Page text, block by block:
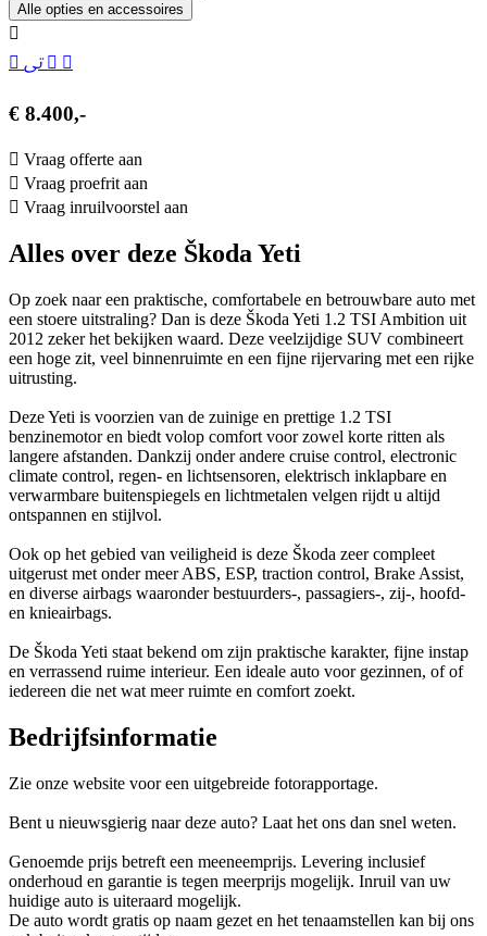
Alle opties en accessoires
€ 8.400,-
Vraag offerte aan
Vraag proefrit aan
Vraag inruilvoorstel aan
Alles over deze Škoda Yeti
Op zoek naar een praktische, comfortabele en betrouwbare auto met
een stoere uitstraling? Dan is deze Škoda Yeti 1.2 TSI Ambition uit
2012 zeker het bekijken waard. Deze veelzijdige SUV combineert
een hoge zit, veel binnenruimte en een fijne rijervaring met een rijke
uitrusting.
Deze Yeti is voorzien van de zuinige en prettige 1.2 TSI
benzinemotor en biedt volop comfort voor zowel korte ritten als
langere afstanden. Dankzij onder andere cruise control, electronic
climate control, regen- en lichtsensoren, elektrisch inklapbare en
verwarmbare buitenspiegels en lichtmetalen velgen rijdt u altijd
ontspannen en stijlvol.
Ook op het gebied van veiligheid is deze Škoda zeer compleet
uitgerust met onder meer ABS, ESP, traction control, Brake Assist,
en diverse airbags waaronder bestuurders-, passagiers-, zij-, hoofd-
en knieairbags.
De Škoda Yeti staat bekend om zijn praktische karakter, fijne instap
en verrassend ruime interieur. Een ideale auto voor gezinnen, of of
iedereen die net wat meer ruimte en comfort zoekt.
Bedrijfsinformatie
Zie onze website voor een uitgebreide fotorapportage.
Bent u nieuwsgierig naar deze auto? Laat het ons dan snel weten.
Genoemde prijs betreft een meeneemprijs. Levering inclusief
onderhoud en garantie is tegen meerprijs mogelijk. Inruil van uw
huidige auto is uiteraard mogelijk.
De auto wordt gratis op naam gezet en het tenaamstellen kan bij ons